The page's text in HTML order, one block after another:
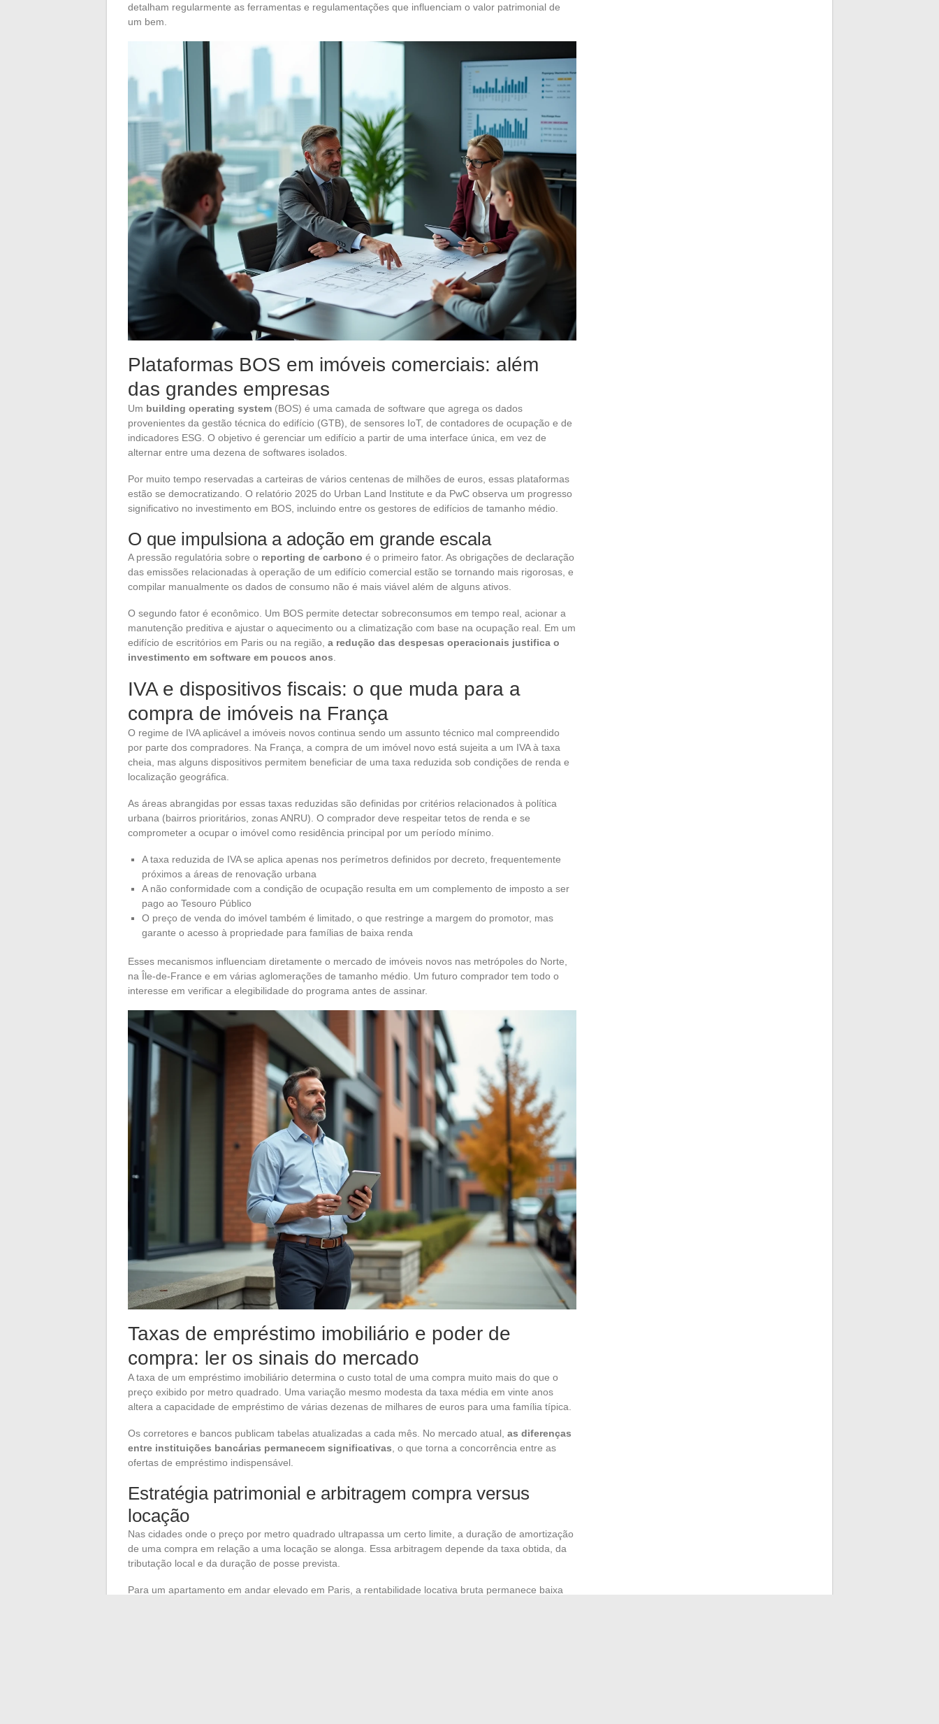
detalham regularmente as ferramentas e regulamentações que influenciam o valor patrimonial de
um bem.
Plataformas BOS em imóveis comerciais: além
das grandes empresas
Um building operating system (BOS) é uma camada de software que agrega os dados
provenientes da gestão técnica do edifício (GTB), de sensores IoT, de contadores de ocupação e de
indicadores ESG. O objetivo é gerenciar um edifício a partir de uma interface única, em vez de
alternar entre uma dezena de softwares isolados.
Por muito tempo reservadas a carteiras de vários centenas de milhões de euros, essas plataformas
estão se democratizando. O relatório 2025 do Urban Land Institute e da PwC observa um progresso
significativo no investimento em BOS, incluindo entre os gestores de edifícios de tamanho médio.
O que impulsiona a adoção em grande escala
A pressão regulatória sobre o reporting de carbono é o primeiro fator. As obrigações de declaração
das emissões relacionadas à operação de um edifício comercial estão se tornando mais rigorosas, e
compilar manualmente os dados de consumo não é mais viável além de alguns ativos.
O segundo fator é econômico. Um BOS permite detectar sobreconsumos em tempo real, acionar a
manutenção preditiva e ajustar o aquecimento ou a climatização com base na ocupação real. Em um
edifício de escritórios em Paris ou na região, a redução das despesas operacionais justifica o
investimento em software em poucos anos
IVA e dispositivos fiscais: o que muda para a
compra de imóveis na França
O regime de IVA aplicável a imóveis novos continua sendo um assunto técnico mal compreendido
por parte dos compradores. Na França, a compra de um imóvel novo está sujeita a um IVA à taxa
cheia, mas alguns dispositivos permitem beneficiar de uma taxa reduzida sob condições de renda e
localização geográfica.
As áreas abrangidas por essas taxas reduzidas são definidas por critérios relacionados à política
urbana (bairros prioritários, zonas ANRU). O comprador deve respeitar tetos de renda e se
comprometer a ocupar o imóvel como residência principal por um período mínimo.
A taxa reduzida de IVA se aplica apenas nos perímetros definidos por decreto, frequentemente
próximos a áreas de renovação urbana
A não conformidade com a condição de ocupação resulta em um complemento de imposto a ser
pago ao Tesouro Público
O preço de venda do imóvel também é limitado, o que restringe a margem do promotor, mas
garante o acesso à propriedade para famílias de baixa renda
Esses mecanismos influenciam diretamente o mercado de imóveis novos nas metrópoles do Norte,
na Île-de-France e em várias aglomerações de tamanho médio. Um futuro comprador tem todo o
interesse em verificar a elegibilidade do programa antes de assinar.
Taxas de empréstimo imobiliário e poder de
compra: ler os sinais do mercado
A taxa de um empréstimo imobiliário determina o custo total de uma compra muito mais do que o
preço exibido por metro quadrado. Uma variação mesmo modesta da taxa média em vinte anos
altera a capacidade de empréstimo de várias dezenas de milhares de euros para uma família típica.
Os corretores e bancos publicam tabelas atualizadas a cada mês. No mercado atual, as diferenças
entre instituições bancárias permanecem significativas , o que torna a concorrência entre as
ofertas de empréstimo indispensável.
Estratégia patrimonial e arbitragem compra versus
locação
Nas cidades onde o preço por metro quadrado ultrapassa um certo limite, a duração de amortização
de uma compra em relação a uma locação se alonga. Essa arbitragem depende da taxa obtida, da
tributação local e da duração de posse prevista.
Para um apartamento em andar elevado em Paris, a rentabilidade locativa bruta permanece baixa